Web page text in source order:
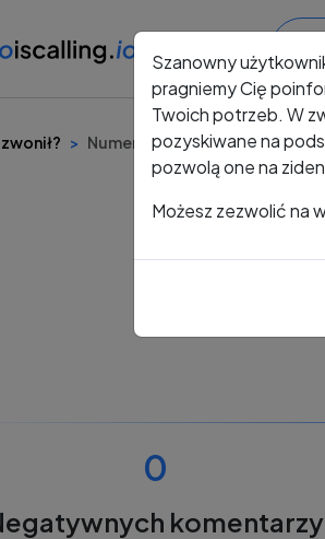
Numer +48 730 683 311
0
komentarzy
Szanowny
pragniemy Cię
Twoich potrzeb. W
pozyskiwane na
pozwolą one na
Możesz zezwolić na